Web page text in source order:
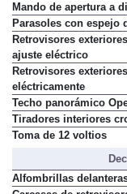
Luz interior ambiental
Mando de apertura a
Parasoles con espejo
Retrovisores exteriores
ajuste eléctrico
Retrovisores exteriores
eléctricamente
Techo panorámico
Tiradores interiores
Alfombrillas